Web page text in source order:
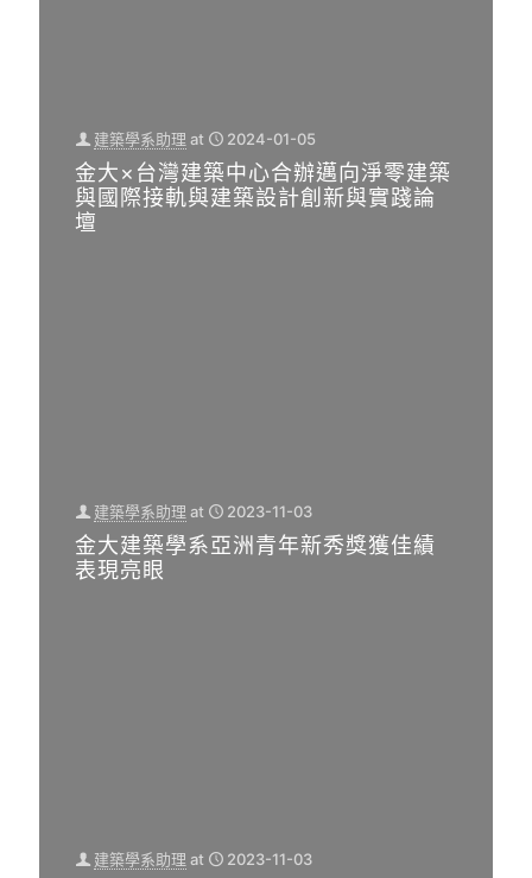
建築學系助理 at 2024-01-05
金大×台灣建築中心合辦邁向淨零建築
與國際接軌與建築設計創新與實踐論
壇
建築學系助理 at 2023-11-03
金大建築學系亞洲青年新秀獎獲佳績
表現亮眼
建築學系助理 at 2023-11-03
建築學系助理at 2023-11-03